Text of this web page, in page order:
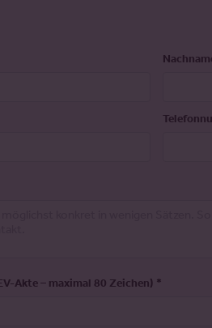
Akte – maximal 80 Zeichen) *